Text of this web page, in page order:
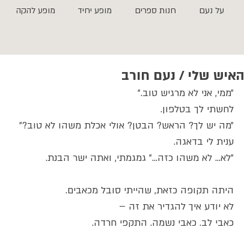
על נעם חנות ספרים מופע יחיד מופע להקה
האיש שלי / נעם חורב
״ממי, אני לא מרגיש טוב.״
לחשתי לך בטלפון.
״מה יש לך? הראש? הבטן? אולי אכלת משהו לא טוב?״
ענית לי בדאגה.
״לא... לא משהו כזה...״ גמגמתי, ואתה ישר הבנת.
היתה תקופה כזאת, שהייתי סובל מכאבים.
לא יודע איך להגדיר את זה –
כאבי לב. כאבי נשמה. התקפי חרדה.